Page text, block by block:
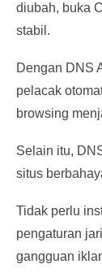
diubah, buka
stabil.
Dengan DNS
pelacak
browsing
Selain itu,
situs
Tidak perlu
pengaturan
gangguan